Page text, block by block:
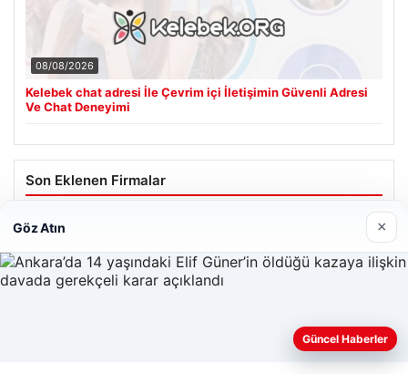
08/08/2026
Kelebek chat adresi İle Çevrim içi İletişimin Güvenli Adresi
Ve Chat Deneyimi
Son Eklenen Firmalar
Cengiz Sigorta
Web sitemizi nasıl kullandığınızı daha iyi anlayabilmek,
Göz Atın ×
Güncel Haberler